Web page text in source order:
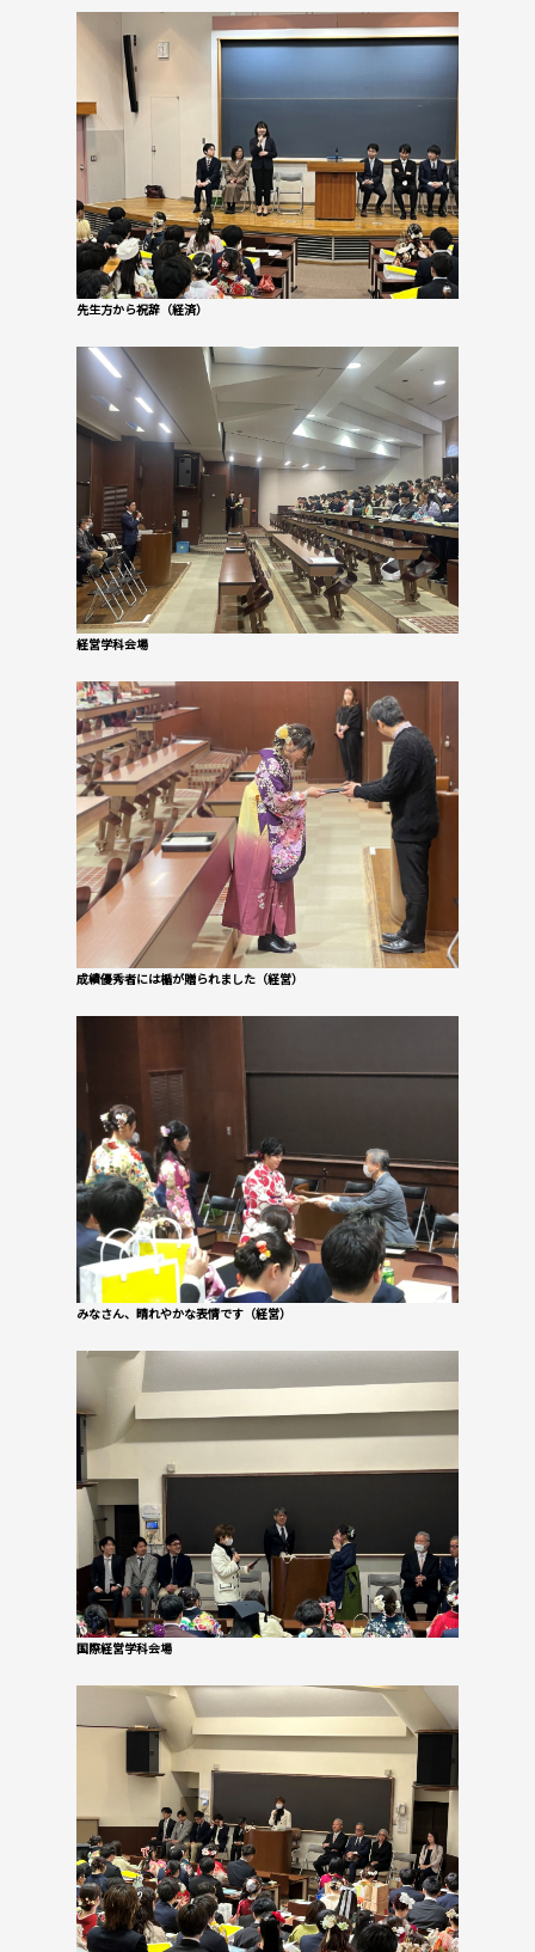
先生方から祝辞（経済）
経営学科会場
成績優秀者には楯が贈られました（経営）
みなさん、晴れやかな表情です（経営）
国際経営学科会場